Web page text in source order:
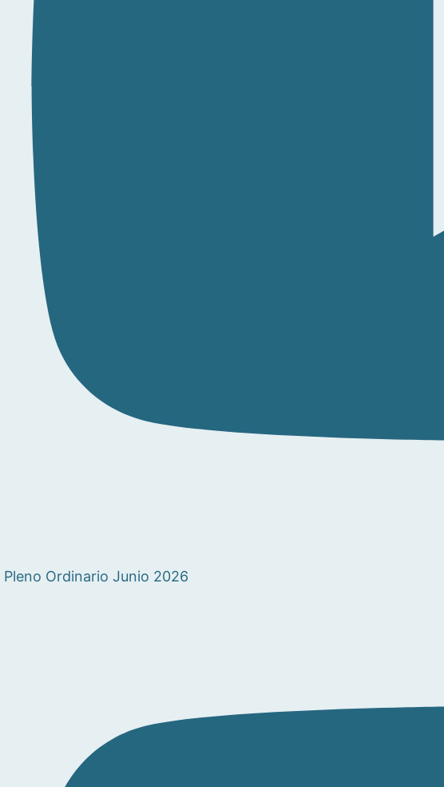
Pleno Ordinario Junio 2026